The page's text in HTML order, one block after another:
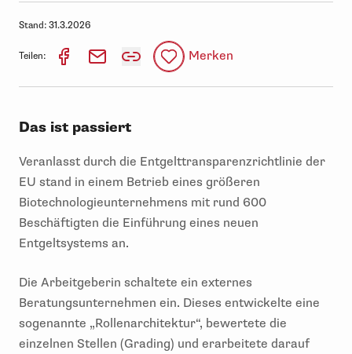
Stand: 31.3.2026
Teilen: Merken
Das ist passiert
Veranlasst durch die Entgelttransparenzrichtlinie der
EU stand in einem Betrieb eines größeren
Biotechnologieunternehmens mit rund 600
Beschäftigten die Einführung eines neuen
Entgeltsystems an.
Die Arbeitgeberin schaltete ein externes
Beratungsunternehmen ein. Dieses entwickelte eine
sogenannte „Rollenarchitektur“, bewertete die
einzelnen Stellen (Grading) und erarbeitete darauf